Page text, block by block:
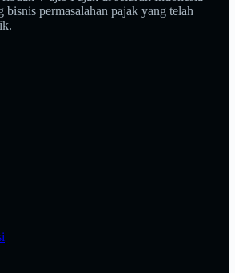
bisnis permasalahan pajak yang telah